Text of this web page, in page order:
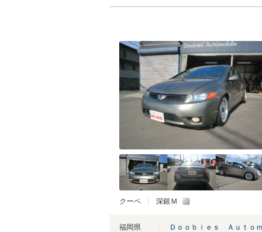
クーペ 深銀Ｍ
福岡県
Ｄｏｏｂｉｅｓ Ａｕｔｏ